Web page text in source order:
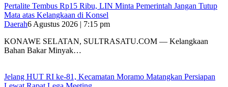
‎Pertalite Tembus Rp15 Ribu, LIN Minta Pemerintah Jangan Tutup
Mata atas Kelangkaan di Konsel
Daerah6 Agustus 2026 | 7:15 pm
‎KONAWE SELATAN, SULTRASATU.COM — Kelangkaan
Bahan Bakar Minyak…
‎Jelang HUT RI ke-81, Kecamatan Moramo Matangkan Persiapan